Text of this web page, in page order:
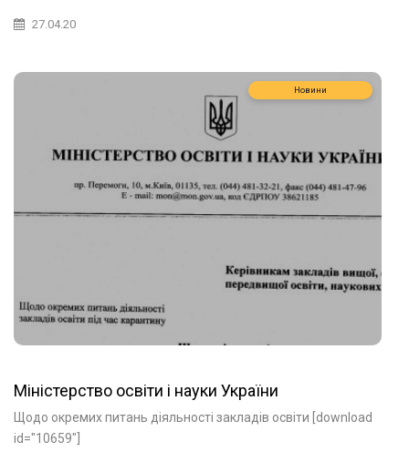
27.04.20
Новини
Міністерство освіти і науки України
Щодо окремих питань діяльності закладів освіти [download
id="10659"]